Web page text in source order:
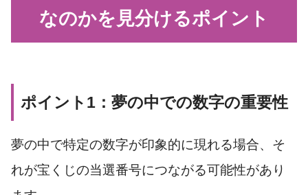
なのかを見分けるポイント
ポイント1：夢の中での数字の重要性
夢の中で特定の数字が印象的に現れる場合、そ
れが宝くじの当選番号につながる可能性があり